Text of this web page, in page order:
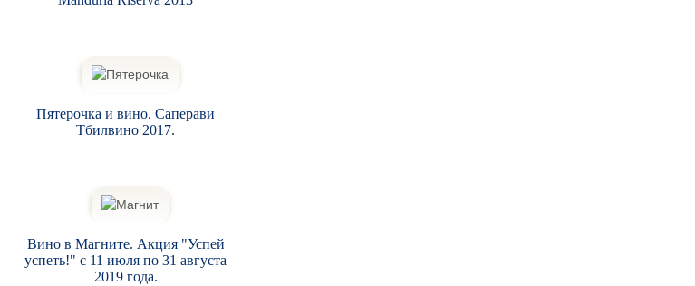
Пятерочка и вино. Саперави
Тбилвино 2017.
Вино в Магните. Акция "Успей
успеть!" с 11 июля по 31 августа
2019 года.